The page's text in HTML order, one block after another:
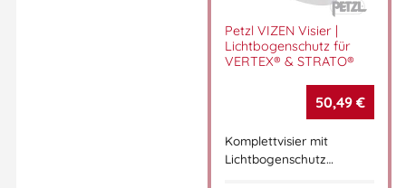
Petzl VIZEN Visier |
Lichtbogenschutz für
VERTEX® & STRATO®
50,49 €
Komplettvisier mit
Lichtbogenschutz…